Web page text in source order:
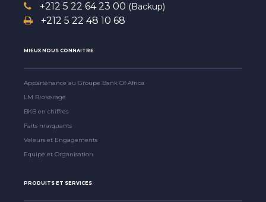
+212 5 22 64 23 00 (Backup)
+212 5 22 48 10 68
MIEUX NOUS CONNAITRE
Appartenance au Groupe Bank Of Africa
LM Brokerage
BKB en chiffres
Faits marquants
Valeurs et Engagements
Equipe et Organisation
PRODUITS ET SERVICES